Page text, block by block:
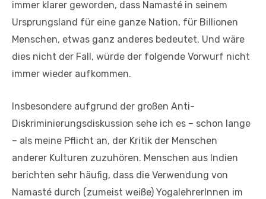
immer klarer geworden, dass Namasté in seinem
Ursprungsland für eine ganze Nation, für Billionen
Menschen, etwas ganz anderes bedeutet. Und wäre
dies nicht der Fall, würde der folgende Vorwurf nicht
immer wieder aufkommen.
Insbesondere aufgrund der großen Anti-
Diskriminierungsdiskussion sehe ich es – schon lange
– als meine Pflicht an, der Kritik der Menschen
anderer Kulturen zuzuhören. Menschen aus Indien
berichten sehr häufig, dass die Verwendung von
Namasté durch (zumeist weiße) YogalehrerInnen im